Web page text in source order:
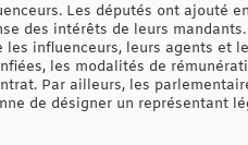
Les députés ont ajouté
des intérêts de leurs
influenceurs, leurs agents et
les modalités de
Par ailleurs, les
de désigner un représentant